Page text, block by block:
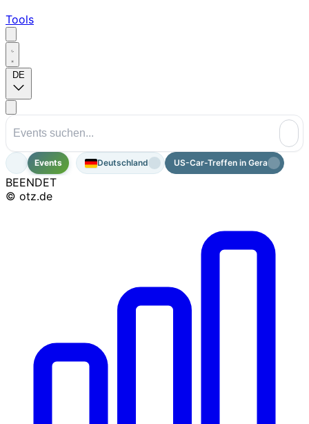
Tools
DE
Events Deutschland US-Car-Treffen in Gera
BEENDET
© otz.de